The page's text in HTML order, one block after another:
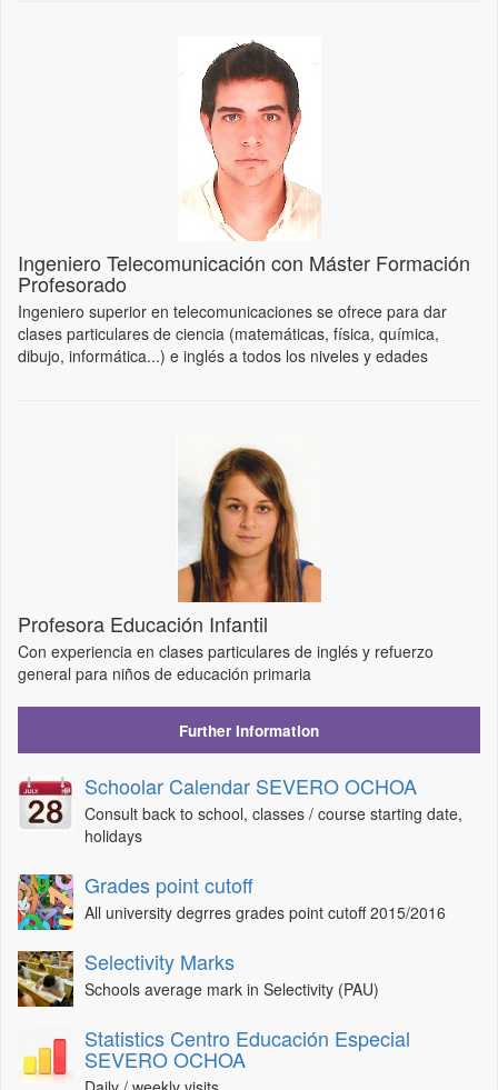
Ingeniero Telecomunicación con Máster Formación
Profesorado
Ingeniero superior en telecomunicaciones se ofrece para dar
clases particulares de ciencia (matemáticas, física, química,
dibujo, informática...) e inglés a todos los niveles y edades
Profesora Educación Infantil
Con experiencia en clases particulares de inglés y refuerzo
general para niños de educación primaria
Further Information
Schoolar Calendar SEVERO OCHOA
Consult back to school, classes / course starting date,
holidays
Grades point cutoff
All university degrres grades point cutoff 2015/2016
Selectivity Marks
Schools average mark in Selectivity (PAU)
Statistics Centro Educación Especial
SEVERO OCHOA